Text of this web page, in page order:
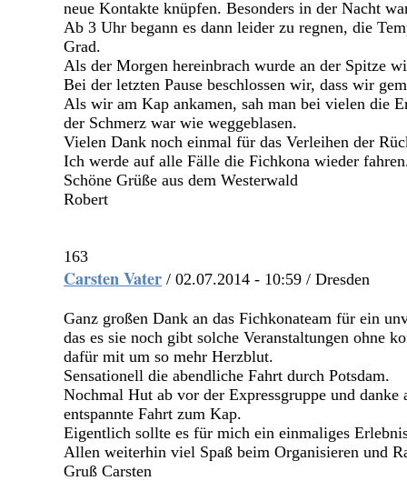
neue Kontakte knüpfen. Besonders in der Nacht
Ab 3 Uhr begann es dann leider zu regnen, die
Grad.
Als der Morgen hereinbrach wurde an der Spitze
Bei der letzten Pause beschlossen wir, dass wir
Als wir am Kap ankamen, sah man bei vielen die
der Schmerz war wie weggeblasen.
Vielen Dank noch einmal für das Verleihen der
Ich werde auf alle Fälle die Fichkona wieder
Schöne Grüße aus dem Westerwald
Robert
163
Carsten Vater / 02.07.2014 - 10:59 / Dresden
Ganz großen Dank an das Fichkonateam für ein
das es sie noch gibt solche Veranstaltungen ohne
dafür mit um so mehr Herzblut.
Sensationell die abendliche Fahrt durch Potsdam.
Nochmal Hut ab vor der Expressgruppe und
entspannte Fahrt zum Kap.
Eigentlich sollte es für mich ein einmaliges
Allen weiterhin viel Spaß beim Organisieren und
Gruß Carsten